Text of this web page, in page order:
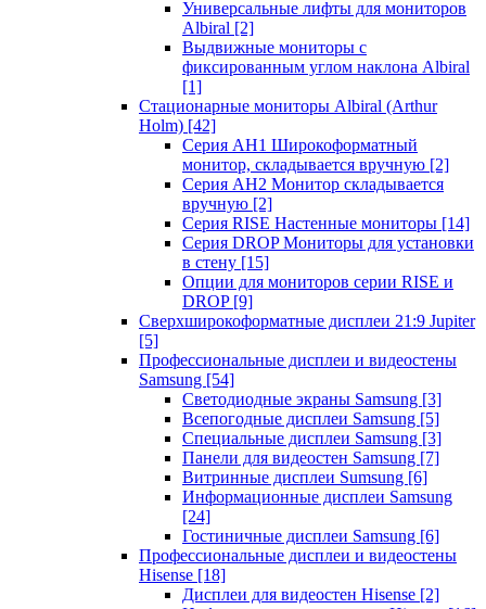
Универсальные лифты для мониторов
Albiral [2]
Выдвижные мониторы с
фиксированным углом наклона Albiral
[1]
Стационарные мониторы Albiral (Arthur
Holm) [42]
Серия AH1 Широкоформатный
монитор, складывается вручную [2]
Серия AH2 Монитор складывается
вручную [2]
Серия RISE Настенные мониторы [14]
Серия DROP Мониторы для установки
в стену [15]
Опции для мониторов серии RISE и
DROP [9]
Сверхширокоформатные дисплеи 21:9 Jupiter
[5]
Профессиональные дисплеи и видеостены
Samsung [54]
Светодиодные экраны Samsung [3]
Всепогодные дисплеи Samsung [5]
Специальные дисплеи Samsung [3]
Панели для видеостен Samsung [7]
Витринные дисплеи Sumsung [6]
Информационные дисплеи Samsung
[24]
Гостиничные дисплеи Samsung [6]
Профессиональные дисплеи и видеостены
Hisense [18]
Дисплеи для видеостен Hisense [2]